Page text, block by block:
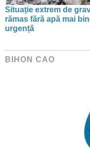
Situație extrem de
rămas fără apă mai
urgență
BIHON CAO